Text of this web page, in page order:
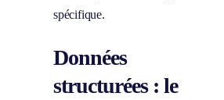
spécifique.
Données
structurées : le